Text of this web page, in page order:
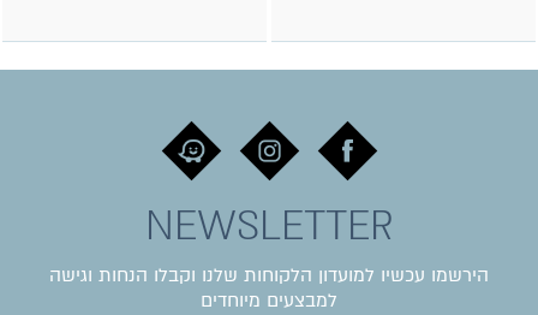
NEWSLETTER
הירשמו עכשיו למועדון הלקוחות שלנו וקבלו הנחות וגישה
למבצעים מיוחדים